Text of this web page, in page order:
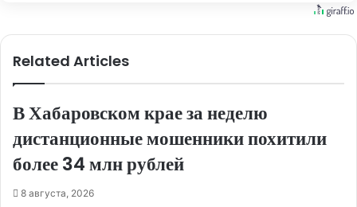
Related Articles
В Хабаровском крае за неделю
дистанционные мошенники похитили
более 34 млн рублей
8 августа, 2026